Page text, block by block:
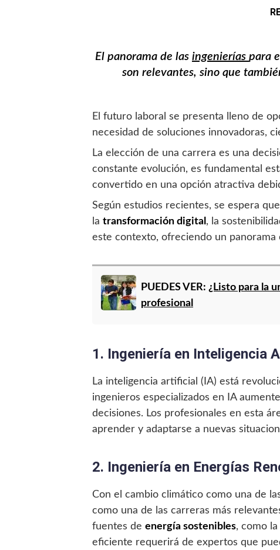
El panorama de las ingenierías para
son relevantes, sino que
El futuro laboral se presenta lleno de
necesidad de soluciones innovadoras,
La elección de una carrera es una
constante evolución, es fundamental
convertido en una opción atractiva
Según estudios recientes, se espera
la transformación digital , la
este contexto, ofreciendo un
PUEDES VER: ¿Listo para la
profesional
1. Ingeniería en Inteligencia
La inteligencia artificial (IA) está
ingenieros especializados en IA
decisiones. Los profesionales en esta
aprender y adaptarse a nuevas
2. Ingeniería en Energías
Con el cambio climático como una de
como una de las carreras más
fuentes de energía sostenibles, como
eficiente requerirá de expertos que